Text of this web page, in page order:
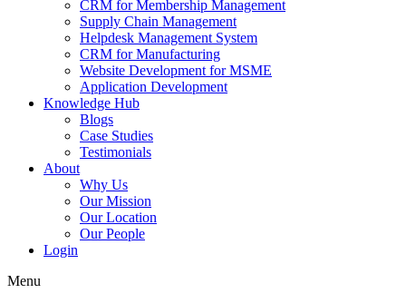
CRM for Membership Management
Supply Chain Management
Helpdesk Management System
CRM for Manufacturing
Website Development for MSME
Application Development
Knowledge Hub
Blogs
Case Studies
Testimonials
About
Why Us
Our Mission
Our Location
Our People
Login
Menu